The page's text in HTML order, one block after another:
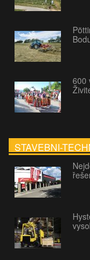
600
STAVEBNI-